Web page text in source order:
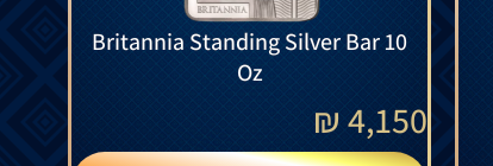
Britannia Standing Silver Bar 10
Oz
4,150
₪